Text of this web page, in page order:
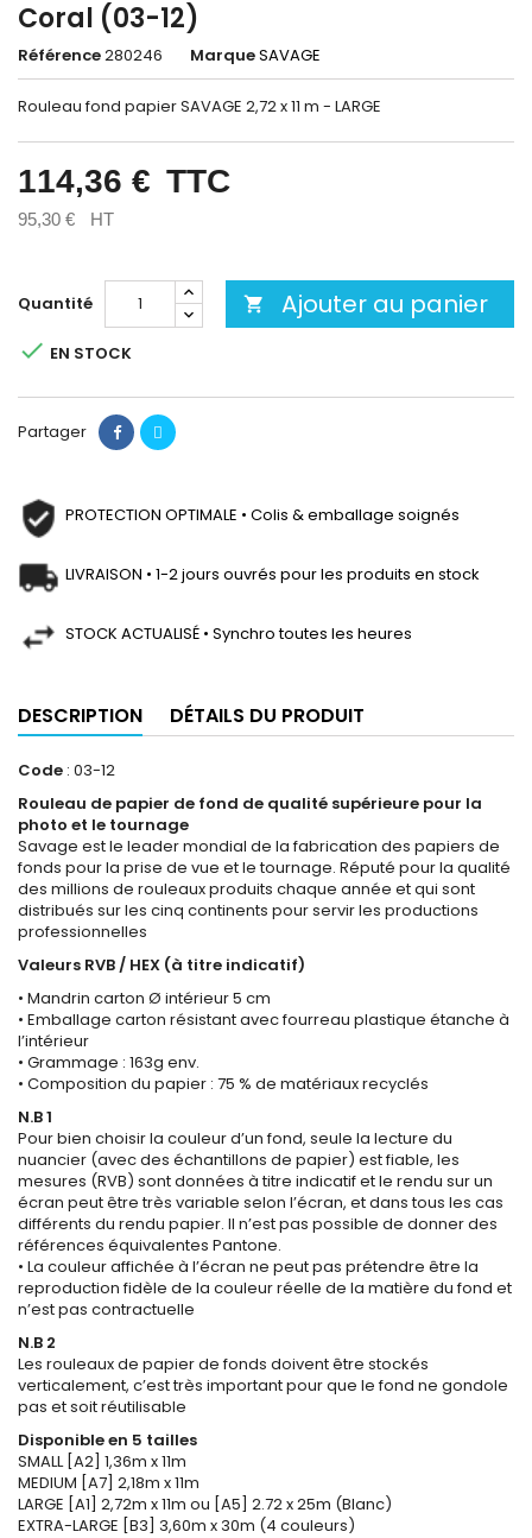
Coral (03-12)
Référence280246 MarqueSAVAGE
Rouleau fond papier SAVAGE 2,72 x 11 m - LARGE
114,36 € TTC
95,30 € HT
Quantité  Ajouter au panier
 EN STOCK
Partager
PROTECTION OPTIMALE • Colis & emballage soignés
LIVRAISON • 1-2 jours ouvrés pour les produits en stock
STOCK ACTUALISÉ • Synchro toutes les heures
DESCRIPTION DÉTAILS DU PRODUIT
Code : 03-12
Rouleau de papier de fond de qualité supérieure pour la
photo et le tournage
Savage est le leader mondial de la fabrication des papiers de
fonds pour la prise de vue et le tournage. Réputé pour la qualité
des millions de rouleaux produits chaque année et qui sont
distribués sur les cinq continents pour servir les productions
professionnelles
Valeurs RVB / HEX (à titre indicatif)
• Mandrin carton Ø intérieur 5 cm
• Emballage carton résistant avec fourreau plastique étanche à
l’intérieur
• Grammage : 163g env.
• Composition du papier : 75 % de matériaux recyclés
N.B 1
Pour bien choisir la couleur d’un fond, seule la lecture du
nuancier (avec des échantillons de papier) est fiable, les
mesures (RVB) sont données à titre indicatif et le rendu sur un
écran peut être très variable selon l’écran, et dans tous les cas
différents du rendu papier. Il n’est pas possible de donner des
références équivalentes Pantone.
• La couleur affichée à l’écran ne peut pas prétendre être la
reproduction fidèle de la couleur réelle de la matière du fond et
n’est pas contractuelle
N.B 2
Les rouleaux de papier de fonds doivent être stockés
verticalement, c’est très important pour que le fond ne gondole
pas et soit réutilisable
Disponible en 5 tailles
SMALL [A2] 1,36m x 11m
MEDIUM [A7] 2,18m x 11m
LARGE [A1] 2,72m x 11m ou [A5] 2.72 x 25m (Blanc)
EXTRA-LARGE [B3] 3,60m x 30m (4 couleurs)